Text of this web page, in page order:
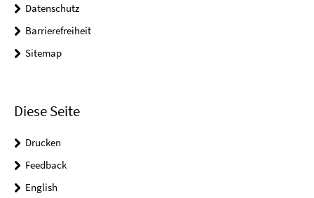
Datenschutz
Barrierefreiheit
Sitemap
Diese Seite
Drucken
Feedback
English